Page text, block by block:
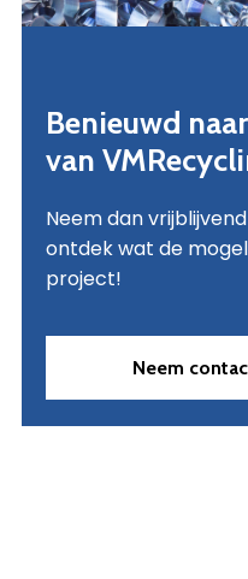
Benieuwd
van
Neem dan
ontdek wat de
project!
Neem